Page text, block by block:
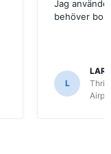
Jag
behöver
L